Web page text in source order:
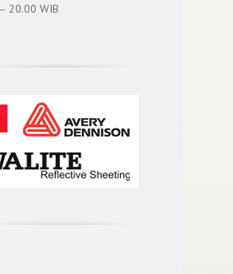
20.00 WIB